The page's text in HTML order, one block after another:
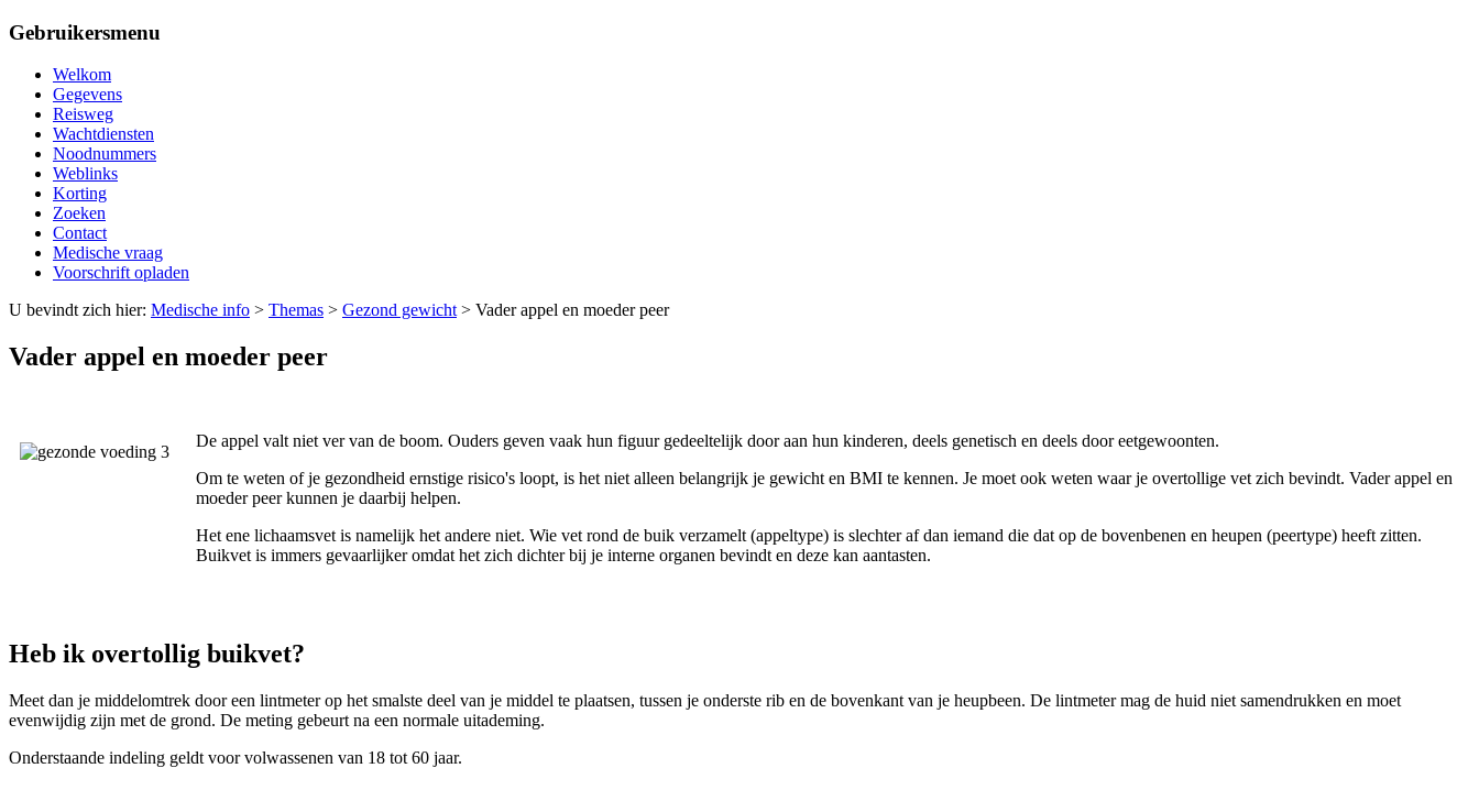
Gebruikersmenu
Welkom
Gegevens
Reisweg
Wachtdiensten
Noodnummers
Weblinks
Korting
Zoeken
Contact
Medische vraag
Voorschrift opladen
U bevindt zich hier: Medische info > Themas > Gezond gewicht > Vader appel en moeder peer
Vader appel en moeder peer
De appel valt niet ver van de boom. Ouders geven vaak hun figuur gedeeltelijk door aan hun kinderen, deels genetisch en deels door eetgewoonten.
Om te weten of je gezondheid ernstige risico's loopt, is het niet alleen belangrijk je gewicht en BMI te kennen. Je moet ook weten waar je overtollige vet zich bevindt. Vader appel en
moeder peer kunnen je daarbij helpen.
Het ene lichaamsvet is namelijk het andere niet. Wie vet rond de buik verzamelt (appeltype) is slechter af dan iemand die dat op de bovenbenen en heupen (peertype) heeft zitten.
Buikvet is immers gevaarlijker omdat het zich dichter bij je interne organen bevindt en deze kan aantasten.
Heb ik overtollig buikvet?
Meet dan je middelomtrek door een lintmeter op het smalste deel van je middel te plaatsen, tussen je onderste rib en de bovenkant van je heupbeen. De lintmeter mag de huid niet samendrukken en moet
evenwijdig zijn met de grond. De meting gebeurt na een normale uitademing.
Onderstaande indeling geldt voor volwassenen van 18 tot 60 jaar.